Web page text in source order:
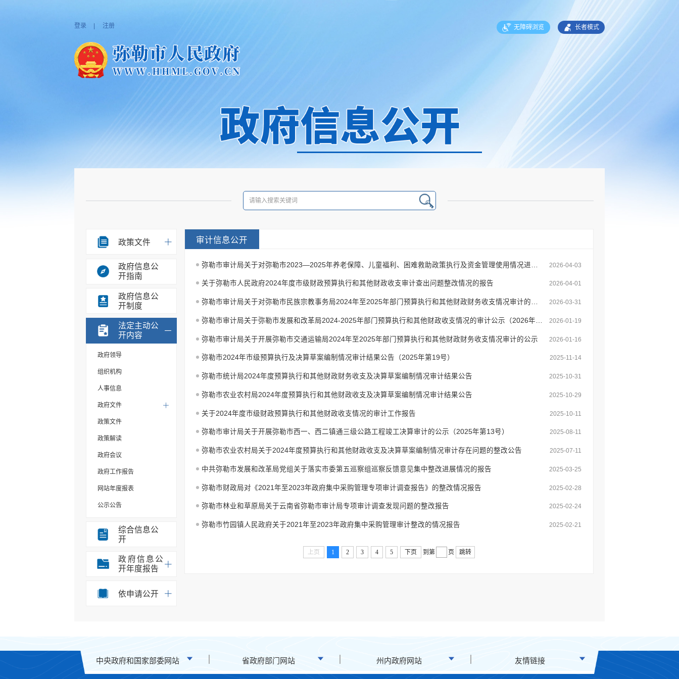
登录 注册 无障碍浏览 长者模式
政策文件
政府信息公
开指南
政府信息公
开制度
法定主动公
开内容
政府领导
组织机构
人事信息
政府文件
政策文件
政策解读
政府会议
政府工作报告
网站年度报表
公示公告
重大决策事项
部门信息公开目录
统计信息
办事统计
安全生产信息公开
环境保护信息公开
综合信息公
开
政府信息公
开年度报告
依申请公开
审计信息公开
2026-04-03
关于弥勒市人民政府2024年度市级财政预算执行和其他财政收支审计查出问题整改情况的报告 2026-04-01
弥勒市审计局关于对弥勒市民族宗教事务局2024年至2025年部门预算执行和其他财政财务收支情况审计的审计公示（2026年第4号） 2026-03-31
2026-01-19
弥勒市审计局关于开展弥勒市交通运输局2024年至2025年部门预算执行和其他财政财务收支情况审计的公示 2026-01-16
弥勒市2024年市级预算执行及决算草案编制情况审计结果公告（2025年第19号） 2025-11-14
弥勒市统计局2024年度预算执行和其他财政财务收支及决算草案编制情况审计结果公告 2025-10-31
弥勒市农业农村局2024年度预算执行和其他财政收支及决算草案编制情况审计结果公告 2025-10-29
关于2024年度市级财政预算执行和其他财政收支情况的审计工作报告 2025-10-11
弥勒市审计局关于开展弥勒市西一、西二镇通三级公路工程竣工决算审计的公示​（2025年第13号） 2025-08-11
弥勒市农业农村局关于2024年度预算执行和其他财政收支及决算草案编制情况审计存在问题的整改公告 2025-07-11
中共弥勒市发展和改革局党组关于落实市委第五巡察组巡察反馈意见集中整改进展情况的报告 2025-03-25
弥勒市财政局对《2021年至2023年政府集中采购管理专项审计调查报告》的整改情况报告 2025-02-28
弥勒市林业和草原局关于云南省弥勒市审计局专项审计调查发现问题的整改报告 2025-02-24
弥勒市竹园镇人民政府关于2021年至2023年政府集中采购管理审计整改的情况报告 2025-02-21
上页 1 2 3 4 5 下页 到第 页 跳转
中央政府和国家部委网站 省政府部门网站 州内政府网站 友情链接